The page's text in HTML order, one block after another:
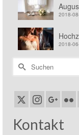
2018-
2018-
Suchen
nach:
Kontakt